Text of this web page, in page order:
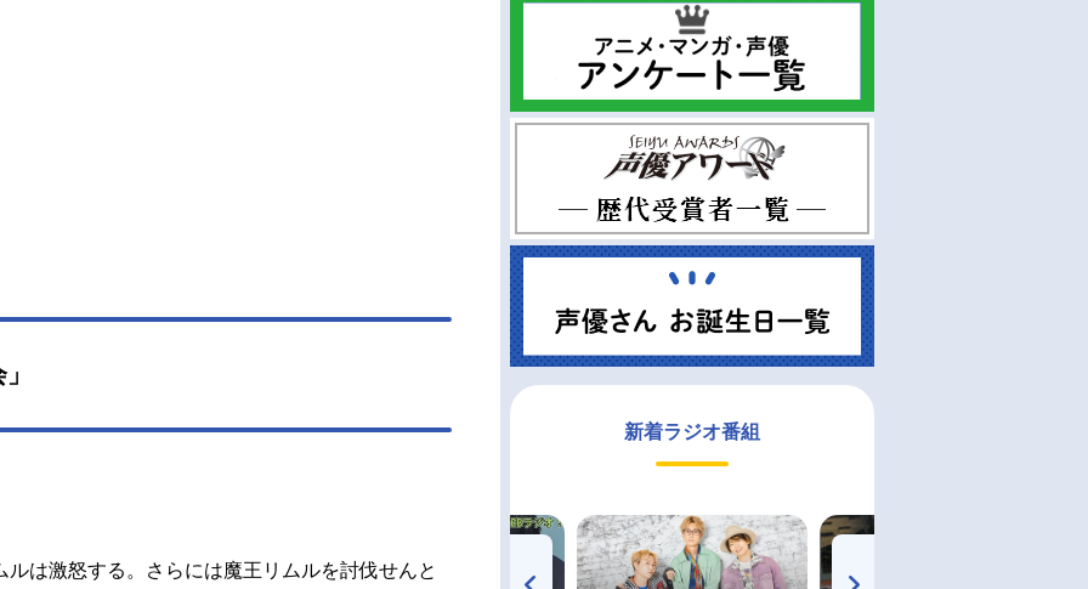
ブタ：泊明日菜ランガ：小林親弘ミリム：日高
ミリス：春野杏ディア...
は激怒する。さらには魔王リムルを討伐せんと
新着ラジオ番組